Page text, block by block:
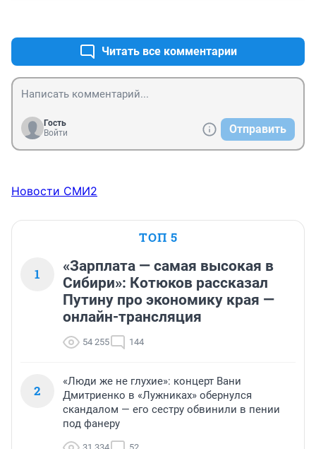
не прочувствует Читать все комментарии
Гость
Войти
Отправить
Новости СМИ2
ТОП 5
1
«Зарплата — самая высокая в
Сибири»: Котюков рассказал
Путину про экономику края —
онлайн-трансляция
54 255 144
2
«Люди же не глухие»: концерт Вани
Дмитриенко в «Лужниках» обернулся
скандалом — его сестру обвинили в пении
под фанеру